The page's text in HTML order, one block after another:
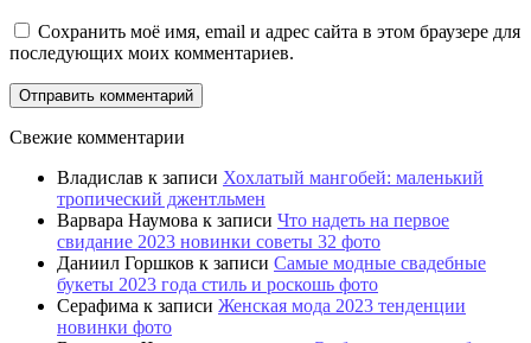
Сохранить моё имя, email и адрес сайта в этом браузере для
последующих моих комментариев.
Свежие комментарии
Владислав к записи Хохлатый мангобей: маленький
тропический джентльмен
Варвара Наумова к записи Что надеть на первое
свидание 2023 новинки советы 32 фото
Даниил Горшков к записи Самые модные свадебные
букеты 2023 года стиль и роскошь фото
Серафима к записи Женская мода 2023 тенденции
новинки фото